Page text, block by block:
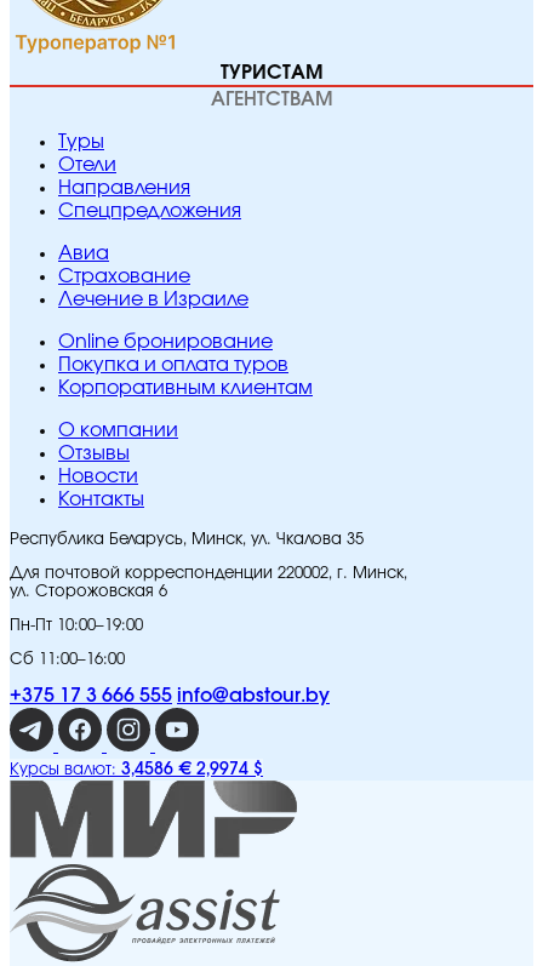
ТУРИСТАМ
АГЕНТСТВАМ
Туры
Отели
Направления
Спецпредложения
Авиа
Страхование
Лечение в Израиле
Online бронирование
Покупка и оплата туров
Корпоративным клиентам
O компании
Отзывы
Новости
Контакты
Республика Беларусь, Минск, ул. Чкалова 35
Для почтовой корреспонденции 220002, г. Минск,
ул. Сторожовская 6
Пн-Пт 10:00–19:00
Сб 11:00–16:00
+375 17 3 666 555 info@abstour.by
Курсы валют: 3,4586 € 2,9974 $